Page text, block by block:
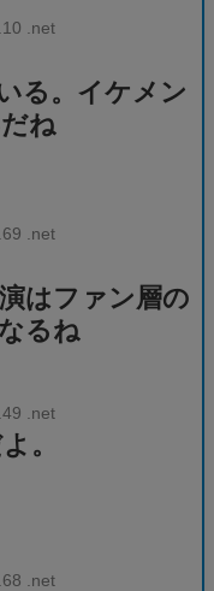
.net
る。イケメン
ね
.net
はファン層の
るね
.net
。
.net